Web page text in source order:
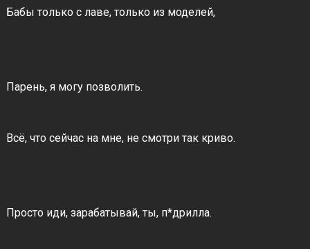
Бабы только с лаве, только из моделей,
Парень, я могу позволить.
Всё, что сейчас на мне, не смотри так криво.
Просто иди, зарабатывай, ты, п*дрилла.